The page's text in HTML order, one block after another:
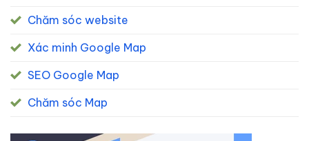
Chăm sóc website
Xác minh Google Map
SEO Google Map
Chăm sóc Map